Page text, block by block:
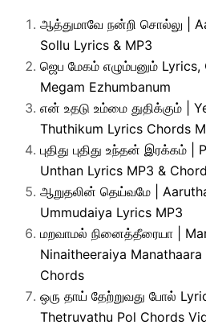
ஆத்துமாவே நன்றி சொல்லு |
Sollu Lyrics & MP3
ஜெப மேகம் எழும்பனும்
Megam Ezhumbanum
என் உதடு உம்மை துதிக்கும் |
Thuthikum Lyrics Chords
புதிது புதிது உந்தன் இரக்கம்
Unthan Lyrics MP3 &
ஆறுதலின் தெய்வமே |
Ummudaiya Lyrics MP3
மறவாமல் நினைத்தீரையா |
Ninaitheeraiya
Chords
ஒரு தாய் தேற்றுவது போல்
Thetruvathu Pol Chords